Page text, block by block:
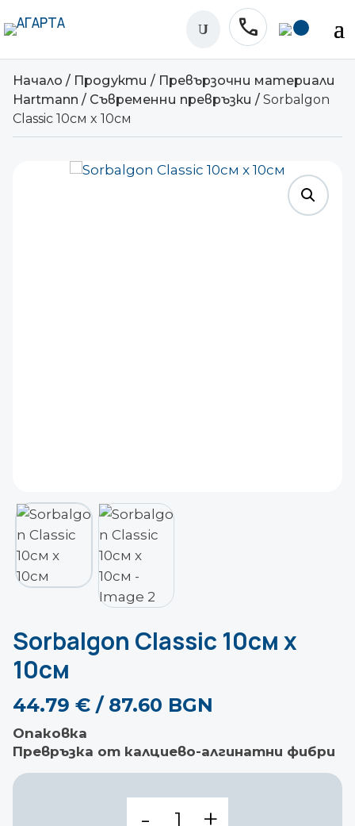
phone
U
Начало / Продукти / Превързочни материали
Hartmann / Съвременни превръзки / Sorbalgon
Classic 10см x 10см
Sorbalgon Classic 10см x
10см
44.79 € / 87.60 BGN
Опаковка
Превръзка от калциево-алгинатни фибри